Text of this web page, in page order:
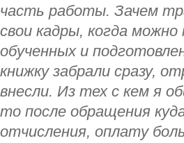
часть работы. Зачем
свои кадры, когда
обученных и
книжку забрали сразу,
внесли. Из тех с кем я
то после обращения
отчисления, оплату